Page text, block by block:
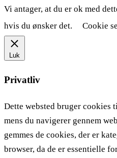
Vi antager, at du er ok med
hvis du ønsker det.
Cookie
Luk
Privatliv
Dette websted bruger cookies
mens du navigerer gennem
gemmes de cookies, der er
browser, da de er essentielle